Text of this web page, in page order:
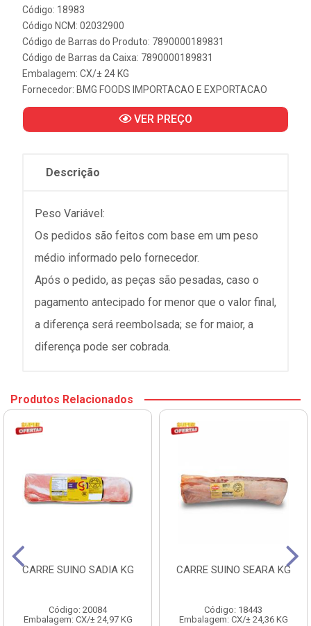
Código: 18983
Código NCM: 02032900
Código de Barras do Produto: 7890000189831
Código de Barras da Caixa: 7890000189831
Embalagem: CX/± 24 KG
Fornecedor: BMG FOODS IMPORTACAO E EXPORTACAO
VER PREÇO
Descrição
Peso Variável:
Os pedidos são feitos com base em um peso
médio informado pelo fornecedor.
Após o pedido, as peças são pesadas, caso o
pagamento antecipado for menor que o valor final,
a diferença será reembolsada; se for maior, a
diferença pode ser cobrada.
Produtos Relacionados
CARRE SUINO SADIA KG
Código: 20084
Embalagem: CX/± 24,97 KG
CARRE SUINO SEARA KG
Código: 18443
Embalagem: CX/± 24,36 KG